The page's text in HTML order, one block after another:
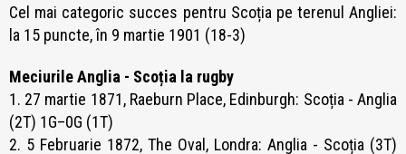
Cel mai categoric succes pentru Scoția pe terenul Angliei:
la 15 puncte, în 9 martie 1901 (18-3)
Meciurile Anglia - Scoția la rugby
1. 27 martie 1871, Raeburn Place, Edinburgh: Scoția - Anglia
(2T) 1G–0G (1T)
2. 5 Februarie 1872, The Oval, Londra: Anglia - Scoția (3T)